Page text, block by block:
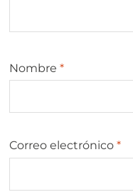
Nombre *
Correo electrónico *